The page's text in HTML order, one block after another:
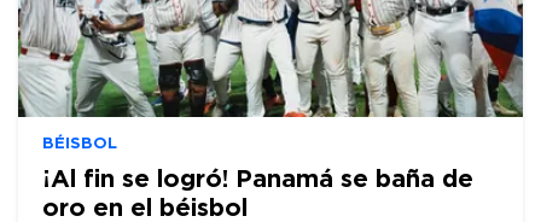
BÉISBOL
¡Al fin se logró! Panamá se baña de
oro en el béisbol